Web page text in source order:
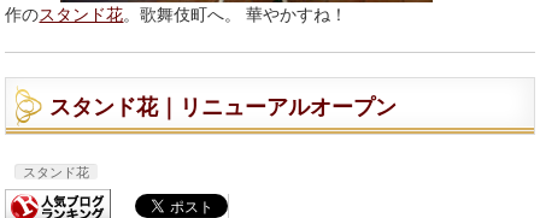
作のスタンド花。歌舞伎町へ。 華やかすね！
スタンド花｜リニューアルオープン
スタンド花